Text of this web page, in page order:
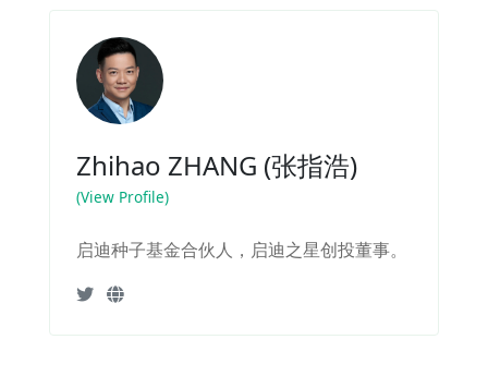
Zhihao ZHANG (张指浩)
(View Profile)
启迪种子基金合伙人，启迪之星创投董事。